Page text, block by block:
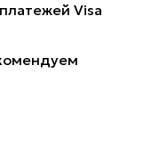
Visa